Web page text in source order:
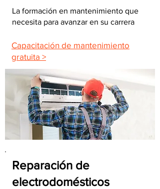
La formación en mantenimiento que
necesita para avanzar en su carrera
Capacitación de mantenimiento
gratuita >
Reparación de
electrodomésticos